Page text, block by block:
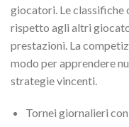
giocatori. Le classifiche
rispetto agli altri
prestazioni. La
modo per apprendere
strategie vincenti.
Tornei giornalieri